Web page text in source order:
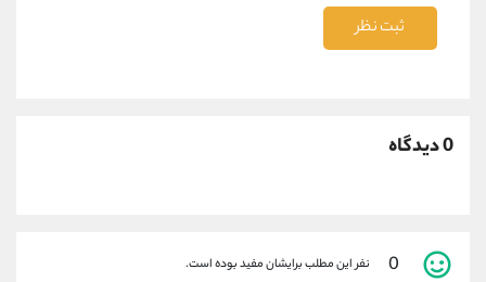
ثبت نظر
0 دیدگاه
0 نفر این مطلب برایشان مفید بوده است.